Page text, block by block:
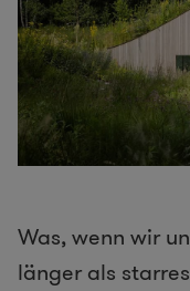
Was, wenn wir
länger als